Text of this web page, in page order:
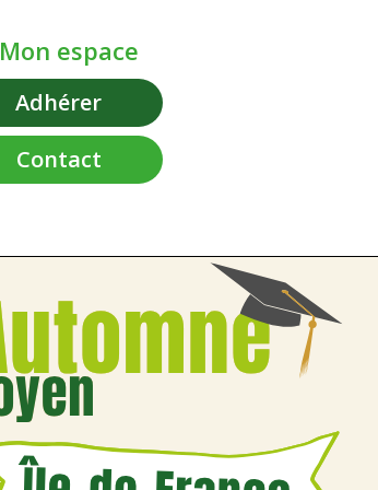
Contact
Adhérer
Mon espace